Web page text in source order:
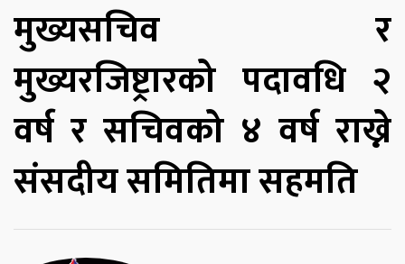
मुख्यसचिव र
मुख्यरजिष्ट्रारको पदावधि २
वर्ष र सचिवको ४ वर्ष राख्ने
संसदीय समितिमा सहमति